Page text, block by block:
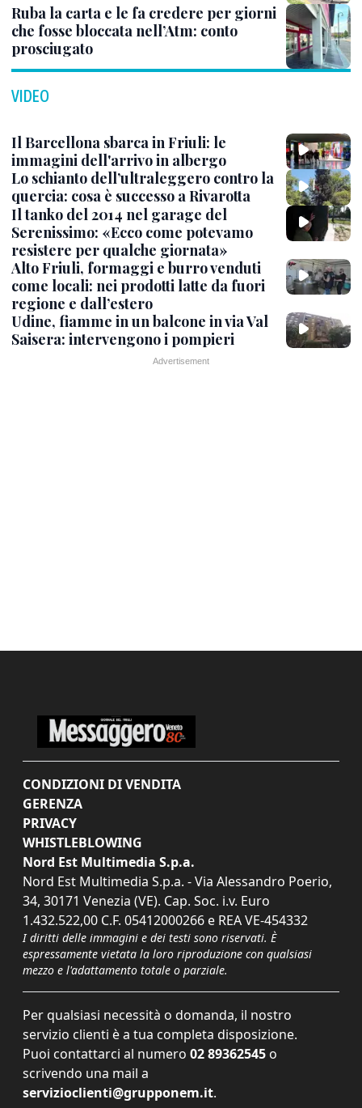
Ruba la carta e le fa credere per giorni
che fosse bloccata nell’Atm: conto
prosciugato
VIDEO
Il Barcellona sbarca in Friuli: le
immagini dell'arrivo in albergo
Lo schianto dell’ultraleggero contro la
quercia: cosa è successo a Rivarotta
Il tanko del 2014 nel garage del
Serenissimo: «Ecco come potevamo
resistere per qualche giornata»
Alto Friuli, formaggi e burro venduti
come locali: nei prodotti latte da fuori
regione e dall’estero
Udine, fiamme in un balcone in via Val
Saisera: intervengono i pompieri
CONDIZIONI DI VENDITA
GERENZA
PRIVACY
WHISTLEBLOWING
Nord Est Multimedia S.p.a.
Nord Est Multimedia S.p.a. - Via Alessandro Poerio,
34, 30171 Venezia (VE). Cap. Soc. i.v. Euro
1.432.522,00 C.F. 05412000266 e REA VE-454332
I diritti delle immagini e dei testi sono riservati. È
espressamente vietata la loro riproduzione con qualsiasi
mezzo e l'adattamento totale o parziale.
Per qualsiasi necessità o domanda, il nostro
servizio clienti è a tua completa disposizione.
Puoi contattarci al numero 02 89362545 o
scrivendo una mail a
servizioclienti@grupponem.it.